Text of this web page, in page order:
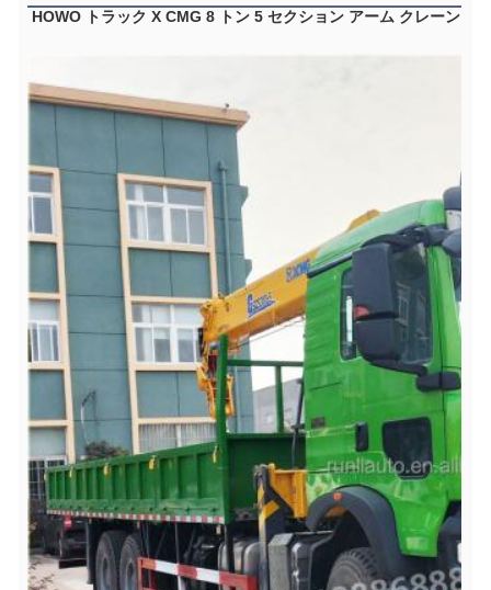
HOWO トラック X CMG 8 トン 5 セクション アーム クレーン